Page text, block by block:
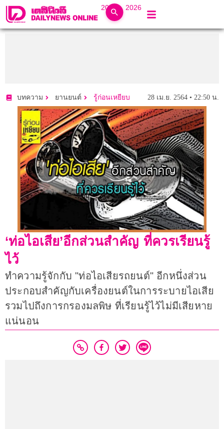
20 ก.ค. 2026
บทความ ยานยนต์ รู้ก่อนเหยียบ 28 เม.ย. 2564 • 22:50 น.
‘ท่อไอเสีย’อีกส่วนสำคัญ ที่ควรเรียนรู้
ไว้
ทำความรู้จักกับ "ท่อไอเสียรถยนต์" อีกหนึ่งส่วน
ประกอบสำคัญกับเครื่องยนต์ในการระบายไอเสีย
รวมไปถึงการกรองมลพิษ ที่เรียนรู้ไว้ไม่มีเสียหาย
แน่นอน